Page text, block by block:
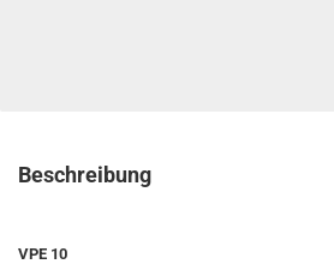
Beschreibung
VPE 10